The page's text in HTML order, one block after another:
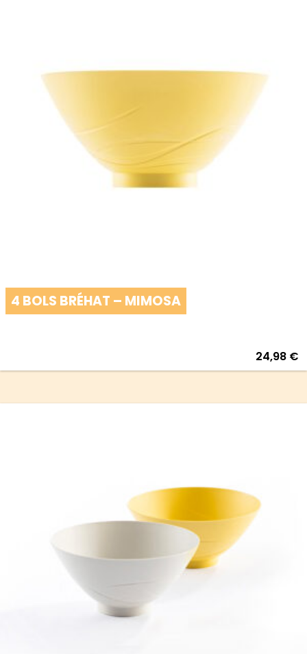
4 BOLS BRÉHAT – MIMOSA
24,98 €